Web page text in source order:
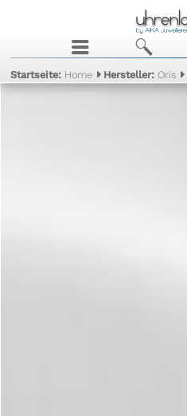
j b
Startseite: Home Hersteller:Oris